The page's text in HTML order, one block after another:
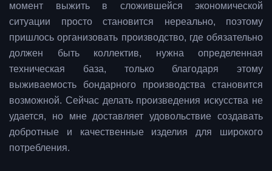
момент выжить в сложившейся экономической
ситуации просто становится нереально, поэтому
пришлось организовать производство, где обязательно
должен быть коллектив, нужна определенная
техническая база, только благодаря этому
выживаемость бондарного производства становится
возможной. Сейчас делать произведения искусства не
удается, но мне доставляет удовольствие создавать
добротные и качественные изделия для широкого
потребления.